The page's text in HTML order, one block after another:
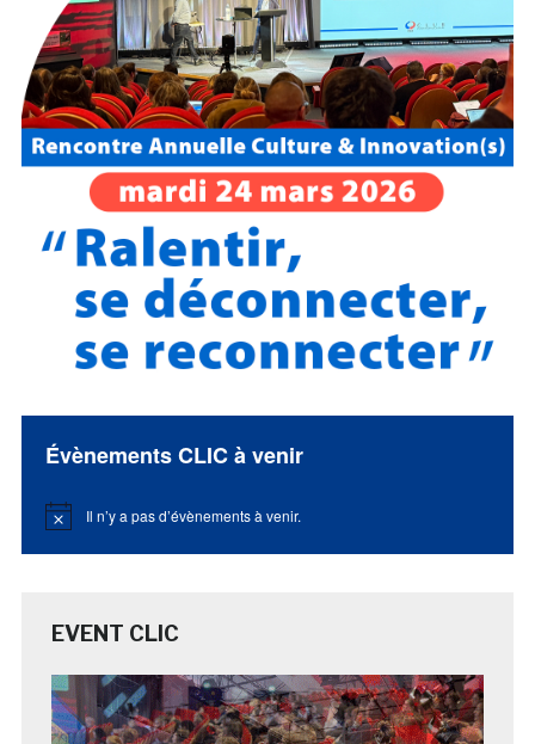
Évènements CLIC à venir
Notice Il n’y a pas d’évènements à venir.
EVENT CLIC